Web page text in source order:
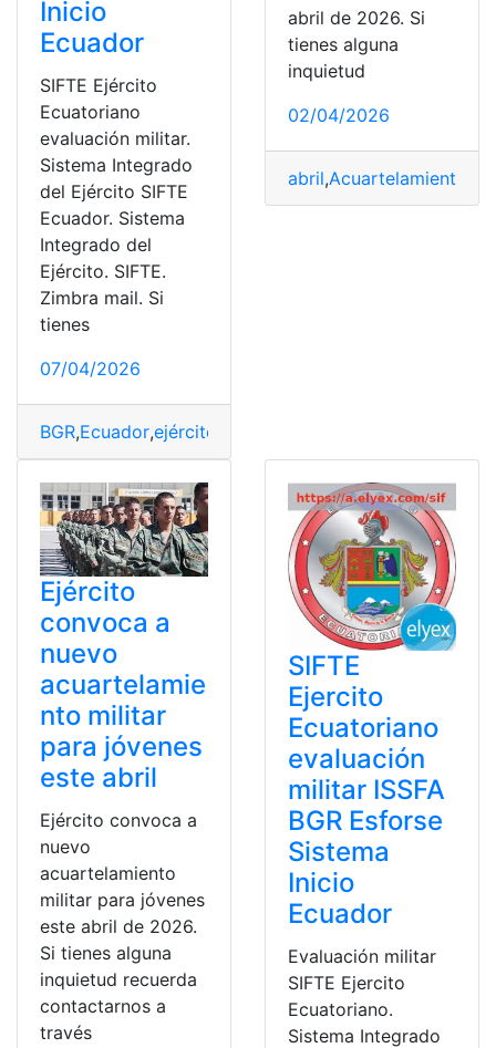
Inicio
Ecuador
SIFTE Ejército
Ecuatoriano
evaluación militar.
Sistema Integrado
del Ejército SIFTE
Ecuador. Sistema
Integrado del
Ejército. SIFTE.
Zimbra mail. Si
tienes
07/04/2026
BGR,Ecuador,ejército
abril de 2026. Si
tienes alguna
inquietud
02/04/2026
abril,Acuartelamiento
Ejército
convoca a
nuevo
acuartelamie
nto militar
para jóvenes
este abril
Ejército convoca a
nuevo
acuartelamiento
militar para jóvenes
este abril de 2026.
Si tienes alguna
inquietud recuerda
contactarnos a
través
SIFTE
Ejercito
Ecuatoriano
evaluación
militar ISSFA
BGR Esforse
Sistema
Inicio
Ecuador
Evaluación militar
SIFTE Ejercito
Ecuatoriano.
Sistema Integrado